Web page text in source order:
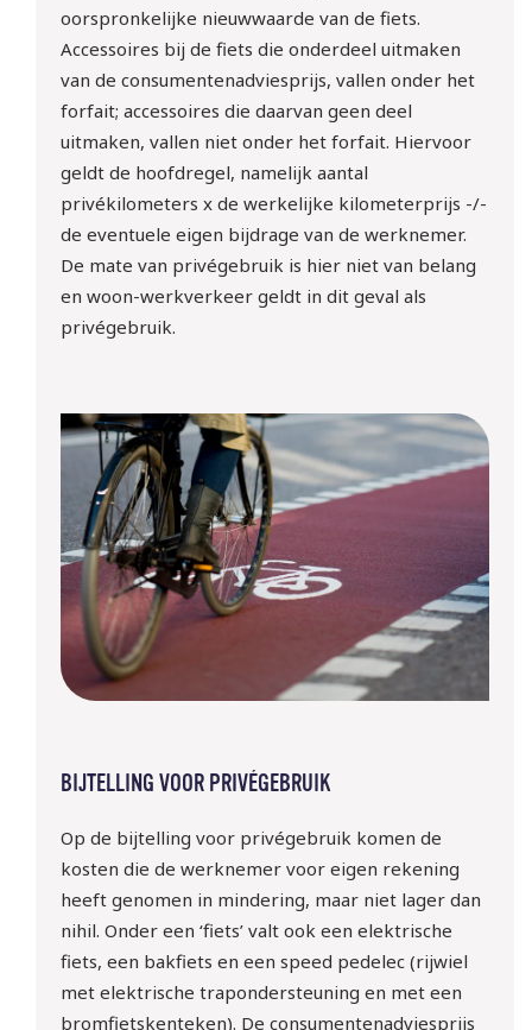
oorspronkelijke nieuwwaarde van de fiets.
Accessoires bij de fiets die onderdeel uitmaken
van de consumenten­adviesprijs, vallen onder het
forfait; accessoires die daarvan geen deel
uitmaken, vallen niet onder het forfait. Hiervoor
geldt de hoofdregel, namelijk aantal
privékilometers x de werkelijke kilometerprijs -/-
de eventuele eigen bijdrage van de werknemer.
De mate van privégebruik is hier niet van belang
en woon-werkverkeer geldt in dit geval als
privégebruik.
BIJTELLING VOOR PRIVÉGEBRUIK
Op de bijtelling voor privégebruik komen de
kosten die de werknemer voor eigen rekening
heeft genomen in mindering, maar niet lager dan
nihil. Onder een ‘fiets’ valt ook een elektrische
fiets, een bakfiets en een speed pedelec (rijwiel
met elektrische trapondersteuning en met een
bromfietskenteken). De consumentenadviesprijs